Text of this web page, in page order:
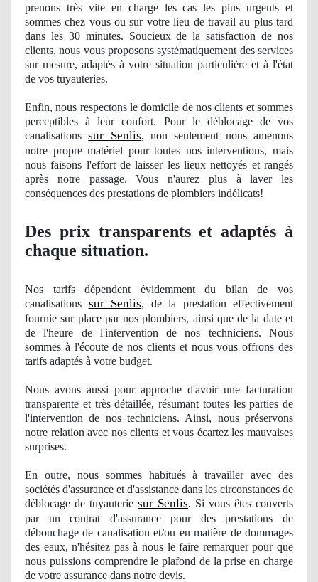
prenons très vite en charge les cas les plus urgents et
sommes chez vous ou sur votre lieu de travail au plus tard
dans les 30 minutes. Soucieux de la satisfaction de nos
clients, nous vous proposons systématiquement des services
sur mesure, adaptés à votre situation particulière et à l'état
de vos tuyauteries.
Enfin, nous respectons le domicile de nos clients et sommes
perceptibles à leur confort. Pour le déblocagede vos
canalisationssur Senlis, non seulement nous amenons
notre propre matériel pour toutes nos interventions, mais
nous faisons l'effort de laisser les lieux nettoyés et rangés
après notre passage. Vous n'aurez plus à laver les
conséquences des prestations de plombiers indélicats!
Des prix transparents et adaptés à
chaque situation.
Nos tarifs dépendent évidemment du bilan de vos
canalisations sur Senlis, de la prestation effectivement
fournie sur place par nos plombiers, ainsi que de la date et
de l'heure de l'intervention de nos techniciens. Nous
sommes à l'écoute de nos clients et nous vous offrons des
tarifs adaptés à votre budget.
Nous avons aussi pour approche d'avoir une facturation
transparente et très détaillée, résumant toutes les parties de
l'intervention de nos techniciens. Ainsi, nous préservons
notre relation avec nos clients et vous écartez les mauvaises
surprises.
En outre, nous sommes habitués à travailler avec des
sociétés d'assurance et d'assistance dans les circonstances de
déblocage de tuyauterie sur Senlis. Si vous êtes couverts
par un contrat d'assurance pour des prestations de
débouchage de canalisation et/ou en matière de dommages
des eaux, n'hésitez pas à nous le faire remarquer pour que
nous puissions comprendre le plafond de la prise en charge
de votre assurance dans notre devis.